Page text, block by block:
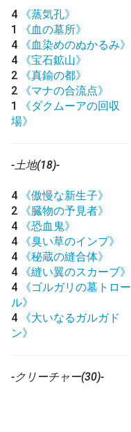
4
《蒸気孔》
1
《血の墓所》
4
《血染めのぬかるみ》
4
《宝石鉱山》
2
《真鍮の都》
2
《マナの合流点》
1
《ダクムーアの回収
場》
-土地(18)-
4
《傲慢な新生子》
2
《臓物の予見者》
4
《恐血鬼》
4
《臭い草のインプ》
4
《秘蔵の縫合体》
4
《縫い翼のスカーブ》
4
《ゴルガリの墓トロー
ル》
4
《大いなるガルガド
ン》
-クリーチャー(30)-